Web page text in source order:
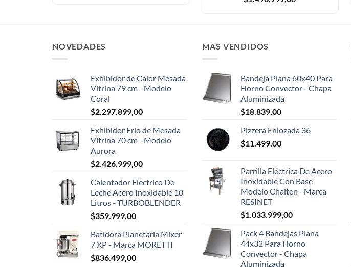
NOVEDADES
Exhibidor de Calor Mesada
Vitrina 79 cm - Modelo
Coral
$2.297.899,00
Exhibidor Frío de Mesada
Vitrina 70 cm - Modelo
Aurora
$2.426.999,00
Calentador Eléctrico De
Leche Acero Inoxidable 10
Litros - TURBOBLENDER
$359.999,00
Batidora Planetaria Mixer
7 XP - Marca MORETTI
$836.499,00
MAS VENDIDOS
Bandeja Plana 60x40 Para
Horno Convector - Chapa
Aluminizada
$18.839,00
Pizzera Enlozada 36
$11.499,00
Parrilla Eléctrica De Acero
Inoxidable Con Base
Modelo Chalten - Marca
RESINET
$1.033.999,00
Pack 4 Bandejas Plana
44x32 Para Horno
Convector - Chapa
Aluminizada